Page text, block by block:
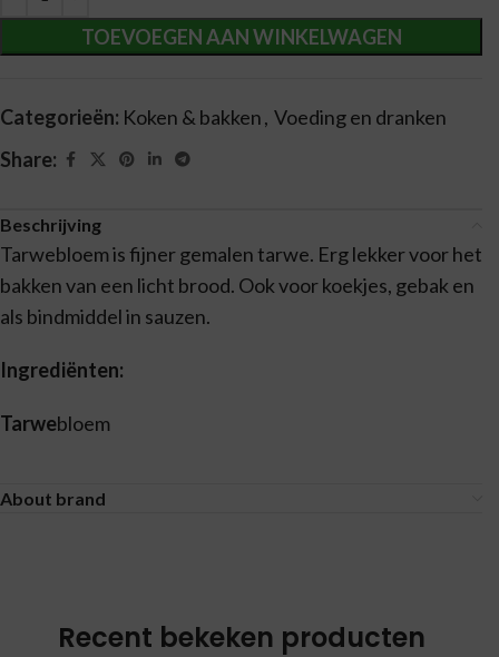
TOEVOEGEN AAN WINKELWAGEN
Categorieën: Koken & bakken, Voeding en dranken
Share:
Beschrijving
Tarwebloem is fijner gemalen tarwe. Erg lekker voor het
bakken van een licht brood. Ook voor koekjes, gebak en
als bindmiddel in sauzen.
Ingrediënten:
Tarwebloem
About brand
Recent bekeken producten